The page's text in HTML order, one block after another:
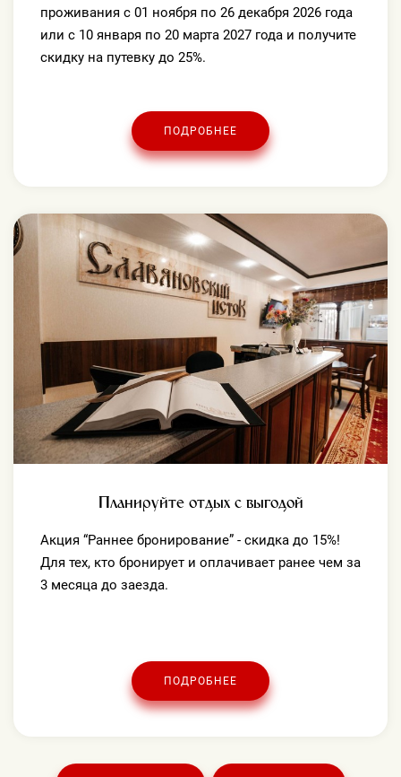
проживания с 01 ноября по 26 декабря 2026 года
или с 10 января по 20 марта 2027 года и получите
скидку на путевку до 25%.
ПОДРОБНЕЕ
Планируйте отдых с выгодой
Акция “Раннее бронирование” - скидка до 15%!
Для тех, кто бронирует и оплачивает ранее чем за
3 месяца до заезда.
ПОДРОБНЕЕ